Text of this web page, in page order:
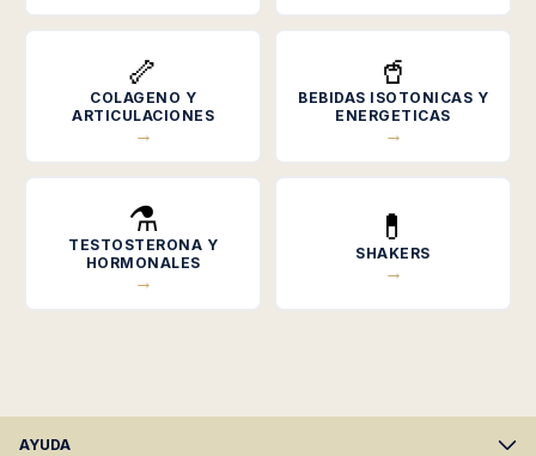
🦴
COLAGENO Y
ARTICULACIONES
→
🥤
BEBIDAS ISOTONICAS Y
ENERGETICAS
→
⚗️
TESTOSTERONA Y
HORMONALES
→
💊
SHAKERS
→
AYUDA